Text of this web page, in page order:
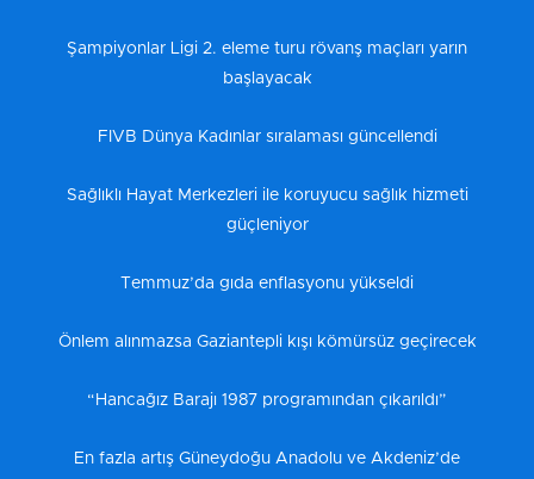
Şampiyonlar Ligi 2. eleme turu rövanş maçları yarın
başlayacak
FIVB Dünya Kadınlar sıralaması güncellendi
Sağlıklı Hayat Merkezleri ile koruyucu sağlık hizmeti
güçleniyor
Temmuz’da gıda enflasyonu yükseldi
Önlem alınmazsa Gaziantepli kışı kömürsüz geçirecek
“Hancağız Barajı 1987 programından çıkarıldı”
En fazla artış Güneydoğu Anadolu ve Akdeniz’de